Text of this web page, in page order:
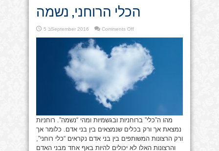
הכלי הרוחני, נשמה
5 בSeptember 2016 Comments Offon
הרוחני,
נשמה
מהו ה”כלי” ברוחניות ובגשמיות ומהי “נשמה”. רוחניות
נמצאת אך ורק בכלים שנמצאים בין בני אדם. כלומר אך
ורק הרצונות המשותפים בין בני אדם נקראים “כלי רוחני”,
והרצונות האלו לא יכולים להיות באף אחד מבני האדם